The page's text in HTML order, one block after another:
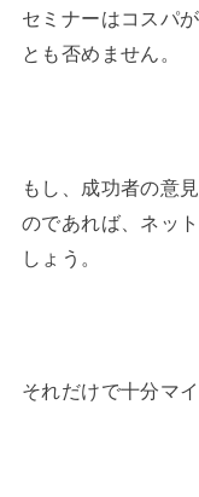
セミナーはコスパ
とも否めません。
もし、成功者の意
のであれば、ネッ
しょう。
それだけで十分マ